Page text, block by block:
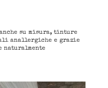
su misura, tinture
anallergiche e grazie
naturalmente